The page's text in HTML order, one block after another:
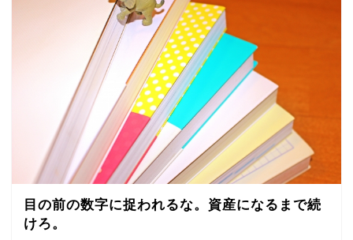
目の前の数字に捉われるな。資産になるまで続
けろ。